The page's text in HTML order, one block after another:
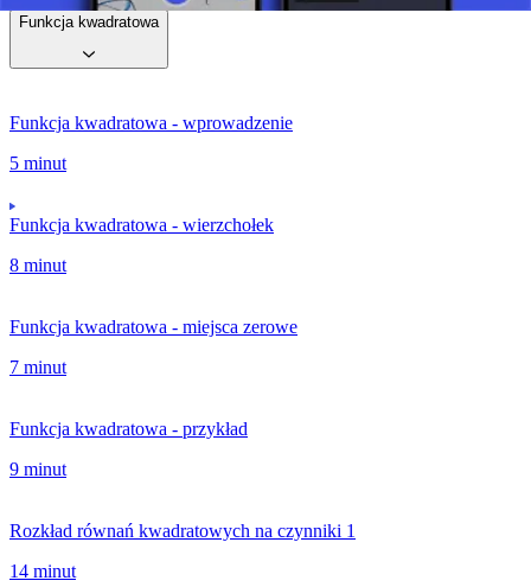
Funkcja kwadratowa
Funkcja kwadratowa - wprowadzenie
5 minut
Funkcja kwadratowa - wierzchołek
8 minut
Funkcja kwadratowa - miejsca zerowe
7 minut
Funkcja kwadratowa - przykład
9 minut
Rozkład równań kwadratowych na czynniki 1
14 minut